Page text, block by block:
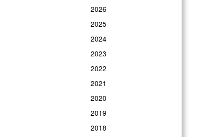
2026
2025
2024
2023
2022
2021
2020
2019
2018